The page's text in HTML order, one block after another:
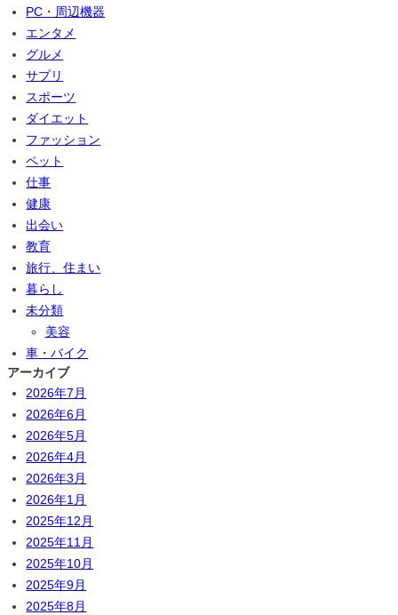
PC・周辺機器
エンタメ
グルメ
サプリ
スポーツ
ダイエット
ファッション
ペット
仕事
健康
出会い
教育
旅行、住まい
暮らし
未分類
美容
車・バイク
アーカイブ
2026年7月
2026年6月
2026年5月
2026年4月
2026年3月
2026年1月
2025年12月
2025年11月
2025年10月
2025年9月
2025年8月